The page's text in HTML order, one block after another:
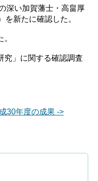
深い加賀藩士・高畠厚
を新たに確認した。
究」に関する確認調査
30年度の成果 ->